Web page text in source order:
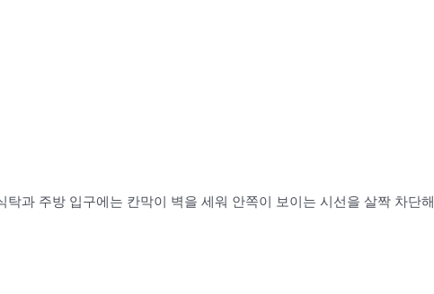
과 주방 입구에는 칸막이 벽을 세워 안쪽이 보이는 시선을 살짝 차단해